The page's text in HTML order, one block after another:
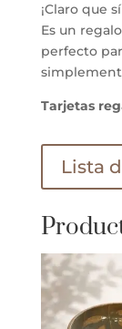
¡Claro que
Es un
perfecto
Tarjetas
Lista